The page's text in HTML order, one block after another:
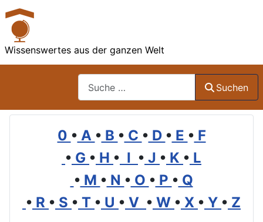
Wissenswertes aus der ganzen Welt
Suchen
0 • A • B • C • D • E • F
• G • H • I • J • K • L
• M • N • O • P • Q
• R • S • T • U • V • W • X • Y • Z